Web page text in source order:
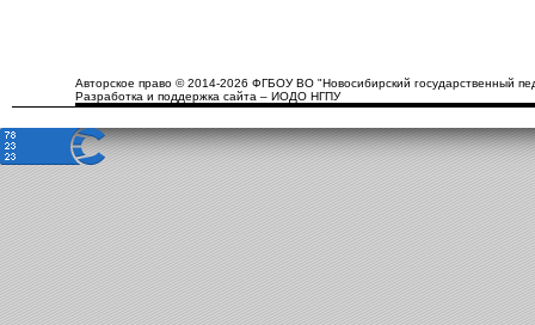
Авторское право © 2014-2026 ФГБОУ ВО "Новосибирский государственный
Разработка и поддержка сайта – ИОДО НГПУ